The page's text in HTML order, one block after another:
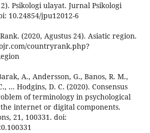
Psikologi ulayat. Jurnal Psikologi
10.24854/jpu12012-6
(2020, Agustus 24). Asiatic region.
countryrank.php?
A., Andersson, G., Banos, R. M.,
... Hodgins, D. C. (2020). Consensus
of terminology in psychological
internet or digital components.
21, 100331. doi: